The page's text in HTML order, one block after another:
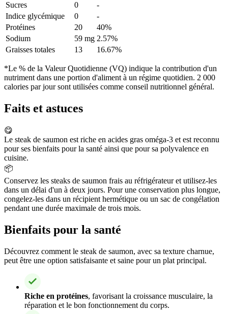
Sucres
0
-
Indice glycémique
0
-
Protéines
20
40%
Sodium
59 mg 2.57%
Graisses totales
13 16.67%
*Le % de la Valeur Quotidienne (VQ) indique la contribution d'un
nutriment dans une portion d'aliment à un régime quotidien. 2 000
calories par jour sont utilisées comme conseil nutritionnel général.
Faits et astuces
😋
Le steak de saumon est riche en acides gras oméga-3 et est reconnu
pour ses bienfaits pour la santé ainsi que pour sa polyvalence en
cuisine.
📦
Conservez les steaks de saumon frais au réfrigérateur et utilisez-les
dans un délai d'un à deux jours. Pour une conservation plus longue,
congelez-les dans un récipient hermétique ou un sac de congélation
pendant une durée maximale de trois mois.
Bienfaits pour la santé
Découvrez comment le steak de saumon, avec sa texture charnue,
peut être une option satisfaisante et saine pour un plat principal.
Riche en protéines, favorisant la croissance musculaire, la
réparation et le bon fonctionnement du corps.